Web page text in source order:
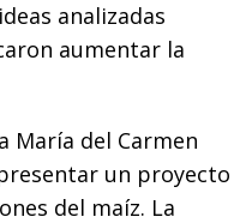
analizadas
aumentar la
María del Carmen
un proyecto
del maíz. La